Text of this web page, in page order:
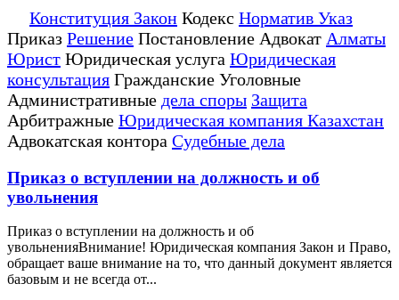
Конституция Закон Кодекс Норматив Указ
Приказ Решение Постановление Адвокат Алматы
Юрист Юридическая услуга Юридическая
консультация Гражданские Уголовные
Административные дела споры Защита
Арбитражные Юридическая компания Казахстан
Адвокатская контора Судебные дела
Приказ о вступлении на должность и об
увольнения
Приказ о вступлении на должность и об
увольненияВнимание! Юридическая компания Закон и Право,
обращает ваше внимание на то, что данный документ является
базовым и не всегда от...